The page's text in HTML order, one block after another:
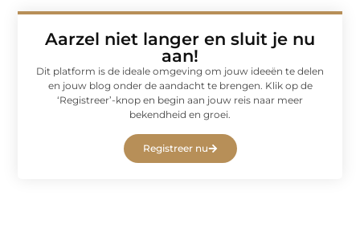
Aarzel niet langer en sluit je nu
aan!
Dit platform is de ideale omgeving om jouw ideeën te delen
en jouw blog onder de aandacht te brengen. Klik op de
‘Registreer’-knop en begin aan jouw reis naar meer
bekendheid en groei.
Registreer nu